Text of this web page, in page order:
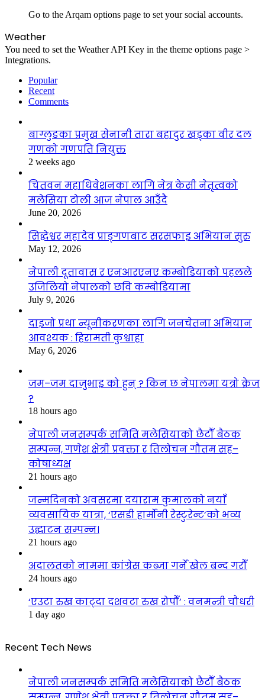
Go to the Arqam options page to set your social accounts.
Weather
You need to set the Weather API Key in the theme options page >
Integrations.
Popular
Recent
Comments
बाग्लुङका प्रमुख सेनानी तारा बहादुर खड्का वीर दल
गणको गणपति नियुक्त
2 weeks ago
चितवन महाधिवेशनका लागि नेत्र केसी नेतृत्वको
मलेसिया टोली आज नेपाल आउँदै
June 20, 2026
सिद्धेश्वर महादेव प्राङ्गणबाट सरसफाइ अभियान सुरु
May 12, 2026
नेपाली दूतावास र एनआरएनए कम्बोडियाको पहलले
उजिलियो नेपालको छवि कम्बोडियामा
July 9, 2026
दाइजो प्रथा न्यूनीकरणका लागि जनचेतना अभियान
आवश्यक : हिरामती कुश्वाहा
May 6, 2026
जम–जम दाजुभाइ को हुन् ? किन छ नेपालमा यत्रो क्रेज
?
18 hours ago
नेपाली जनसम्पर्क समिति मलेसियाको छैटौँ बैठक
सम्पन्न, गणेश क्षेत्री प्रवक्ता र तिलोचन गौतम सह–
कोषाध्यक्ष
21 hours ago
जन्मदिनको अवसरमा दयाराम कुमालको नयाँ
व्यवसायिक यात्रा, ‘एसडी हार्मोनी रेस्टुरेन्ट’को भव्य
उद्घाटन सम्पन्न।
21 hours ago
अदालतको नाममा कांग्रेस कब्जा गर्ने खेल बन्द गरौँ
24 hours ago
‘एउटा रुख काट्दा दशवटा रुख रोपौँ’ : वनमन्त्री चौधरी
1 day ago
Recent Tech News
नेपाली जनसम्पर्क समिति मलेसियाको छैटौँ बैठक